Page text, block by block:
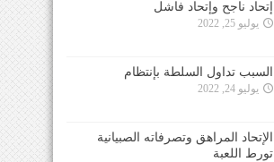
إتحاد ناجح وإتحاد فاشل
يوليو 25, 2022
السبب تداول السلطة بإنتظام
يوليو 24, 2022
الإتحاد المراهق وتصرفاته الصبيانية
تورط اللعبة